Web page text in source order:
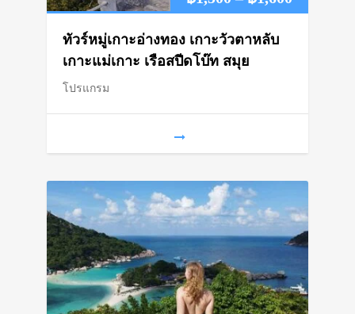
ทัวร์หมู่เกาะอ่างทอง เกาะวัวตาหลับ
เกาะแม่เกาะ เรือสปีดโบ๊ท สมุย
โปรแกรม